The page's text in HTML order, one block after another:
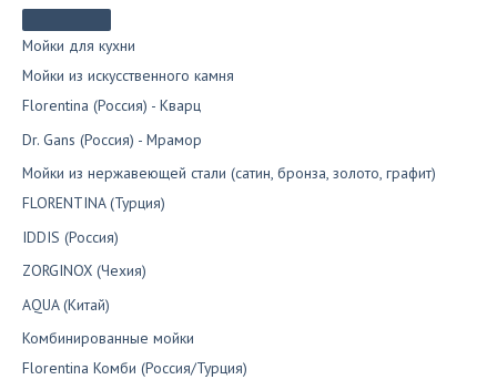
Мойки для кухни
Мойки из искусственного камня
Florentina (Россия) - Кварц
Dr. Gans (Россия) - Мрамор
Мойки из нержавеющей стали (сатин, бронза, золото, графит)
FLORENTINA (Турция)
IDDIS (Россия)
ZORGINOX (Чехия)
AQUA (Китай)
Комбинированные мойки
Florentina Комби (Россия/Турция)